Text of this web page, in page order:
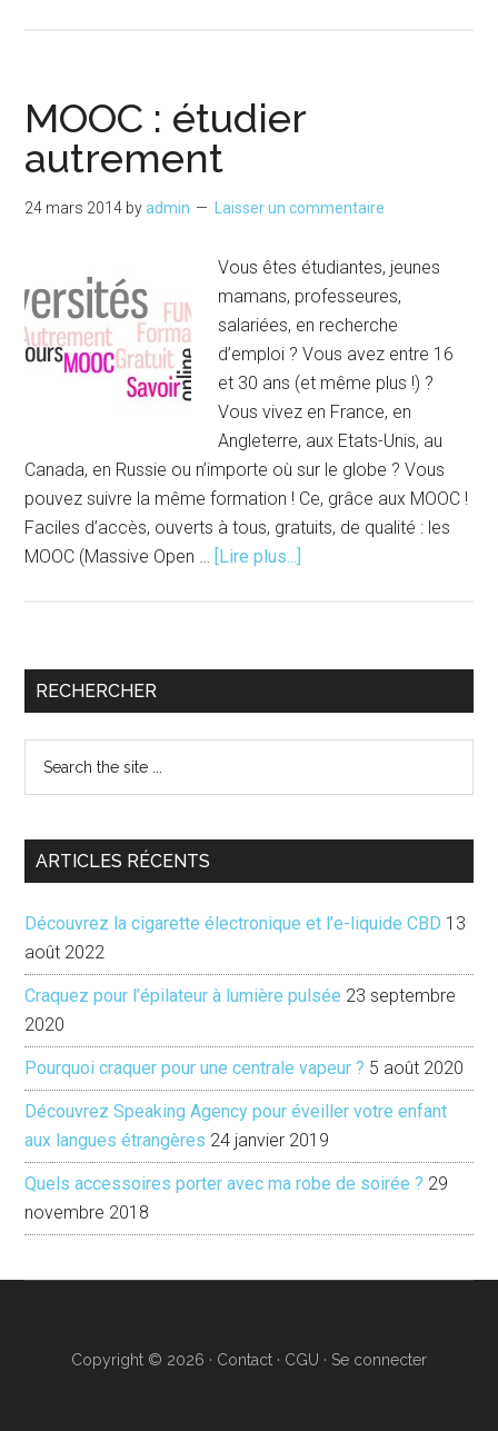
sur
les
études
MOOC : étudier
autrement
24 mars 2014 byadmin Laisser un commentaire
Vous êtes étudiantes, jeunes
mamans, professeures,
salariées, en recherche
d’emploi ? Vous avez entre 16
et 30 ans (et même plus !) ?
Vous vivez en France, en
Angleterre, aux Etats-Unis, au
Canada, en Russie ou n’importe où sur le globe ? Vous
pouvez suivre la même formation ! Ce, grâce aux MOOC !
Faciles d’accès, ouverts à tous, gratuits, de qualité : les
MOOC (Massive Open … [Lire plus...]
autrement
Barre
principale
RECHERCHER
...
ARTICLES RÉCENTS
Découvrez la cigarette électronique et l’e-liquide CBD 13
août 2022
Craquez pour l’épilateur à lumière pulsée 23 septembre
2020
Pourquoi craquer pour une centrale vapeur ? 5 août 2020
Découvrez Speaking Agency pour éveiller votre enfant
aux langues étrangères 24 janvier 2019
Quels accessoires porter avec ma robe de soirée ? 29
novembre 2018
Copyright © 2026 · Contact · CGU · Se connecter